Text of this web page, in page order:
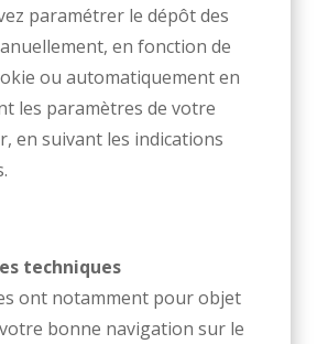
paramétrer le dépôt des
en fonction de
ou automatiquement en
les paramètres de votre
en suivant les indications
techniques
ont notamment pour objet
bonne navigation sur le